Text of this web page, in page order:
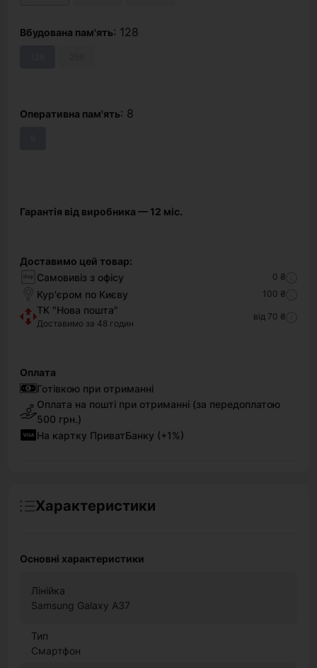
Вбудована пам'ять: 128
Оперативна пам'ять: 8
Гарантія від виробника — 12 міс.
Доставимо цей товар:
Самовивіз з офісу
0 ₴
Кур'єром по Києву 100 ₴
ТК "Нова пошта"
Доставимо за 48 годин
від 70 ₴
Оплата
Готівкою при отриманні
Оплата на пошті при отриманні (за передоплатою
500 грн.)
На картку ПриватБанку (+1%)
Характеристики
Основні характеристики
Лінійка
Samsung Galaxy A37
Тип
Смартфон